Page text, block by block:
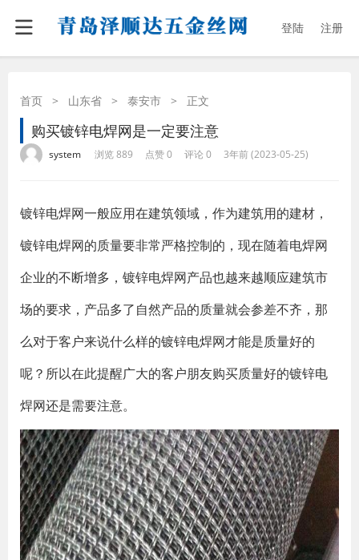
登陆 注册
首页 > 山东省 > 泰安市 > 正文
购买镀锌电焊网是一定要注意
system 浏览 889 点赞 0 评论 0 3年前 (2023-05-25)
镀锌电焊网一般应用在建筑领域，作为建筑用的建材，
镀锌电焊网的质量要非常严格控制的，现在随着电焊网
企业的不断增多，镀锌电焊网产品也越来越顺应建筑市
场的要求，产品多了自然产品的质量就会参差不齐，那
么对于客户来说什么样的镀锌电焊网才能是质量好的
呢？所以在此提醒广大的客户朋友购买质量好的镀锌电
焊网还是需要注意。